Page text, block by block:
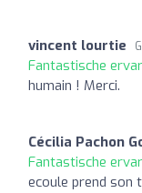
vincent lourtie
Fantastische
humain ! Merci.
Cécilia Pachon
Fantastische
ecoule prend son